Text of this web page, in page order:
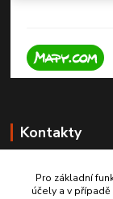
Kontakty
Pro základní
účely a v